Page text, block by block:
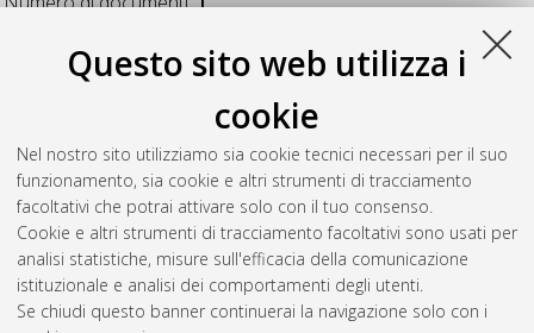
Questo sito web utilizza i
cookie
Nel nostro sito utilizziamo sia cookie tecnici necessari per il suo
funzionamento, sia cookie e altri strumenti di tracciamento
facoltativi che potrai attivare solo con il tuo consenso.
Cookie e altri strumenti di tracciamento facoltativi sono usati per
analisi statistiche, misure sull'efficacia della comunicazione
istituzionale e analisi dei comportamenti degli utenti.
Se chiudi questo banner continuerai la navigazione solo con i
population with the addition of learning processes.[Laurea
magistrale], Università di Bologna, Corso di Studio in
Matematica [LM-DM270]
Questa lista e' stata generata ilSun Aug 9 09:14:32 2026
CEST